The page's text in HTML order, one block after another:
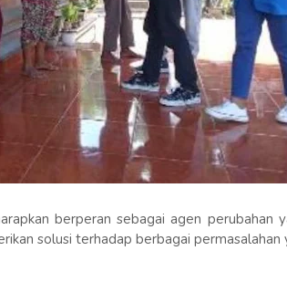
berperan sebagai agen perubahan
solusi terhadap berbagai permasalahan